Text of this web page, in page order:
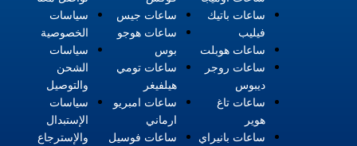
سياسات
الخصوصية
سياسات
الشحن
والتوصيل
سياسات
الإستبدال
والإسترجاع
ساعات جيس
ساعات هوجو
بوس
ساعات تومي
هيلفيغر
ساعات امبريو
ارماني
ساعات فوسيل
ساعات باتيك
فيليب
ساعات هوبلت
ساعات روجر
ديبوس
ساعات تاغ
هوير
ساعات بانيراي